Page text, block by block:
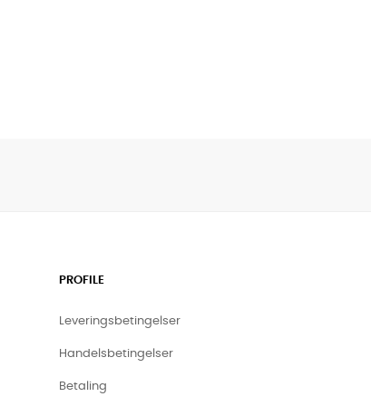
PROFILE
Leveringsbetingelser
Handelsbetingelser
Betaling